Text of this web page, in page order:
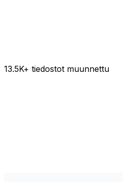
13.5K+ tiedostot muunnettu